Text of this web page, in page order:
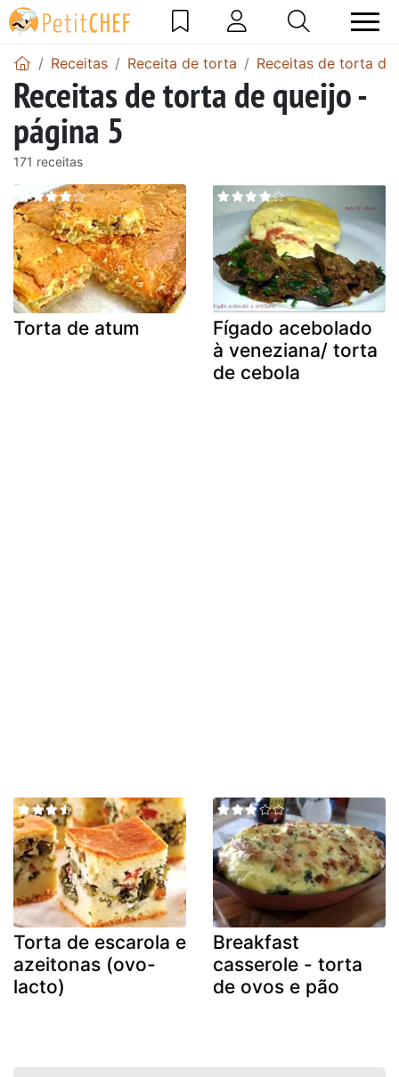
Receitas Receita de torta Receitas de torta de
Receitas de torta de queijo -
página 5
171 receitas
Torta de atum
Fígado acebolado
à veneziana/ torta
de cebola
Torta de escarola e
azeitonas (ovo-
lacto)
Breakfast
casserole - torta
de ovos e pão